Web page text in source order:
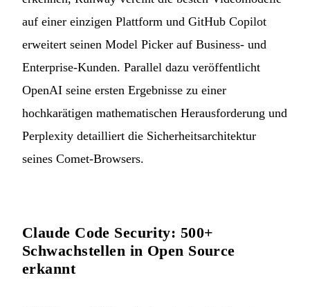
auf einer einzigen Plattform und GitHub Copilot
erweitert seinen Model Picker auf Business- und
Enterprise-Kunden. Parallel dazu veröffentlicht
OpenAI seine ersten Ergebnisse zu einer
hochkarätigen mathematischen Herausforderung und
Perplexity detailliert die Sicherheitsarchitektur
seines Comet-Browsers.
Claude Code Security: 500+
Schwachstellen in Open Source
erkannt